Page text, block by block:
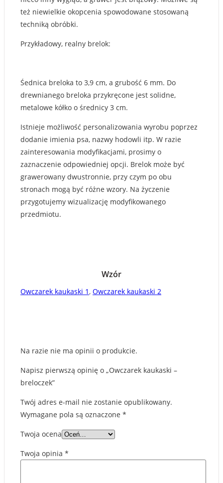
też niewielkie okopcenia spowodowane stosowaną
techniką obróbki.
Przykładowy, realny brelok:
Śednica breloka to 3,9 cm, a grubość 6 mm. Do
drewnianego breloka przykręcone jest solidne,
metalowe kółko o średnicy 3 cm.
Istnieje możliwość personalizowania wyrobu poprzez
dodanie imienia psa, nazwy hodowli itp. W razie
zainteresowania modyfikacjami, prosimy o
zaznaczenie odpowiedniej opcji. Brelok może być
grawerowany dwustronnie, przy czym po obu
stronach mogą być różne wzory. Na życzenie
przygotujemy wizualizację modyfikowanego
przedmiotu.
Wzór
Owczarek kaukaski 1, Owczarek kaukaski 2
Na razie nie ma opinii o produkcie.
Napisz pierwszą opinię o „Owczarek kaukaski –
breloczek”
Twój adres e-mail nie zostanie opublikowany.
Wymagane pola są oznaczone *
Twoja ocena
Twoja opinia *